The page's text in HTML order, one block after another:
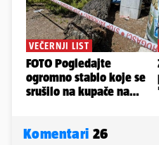
Komentari 26